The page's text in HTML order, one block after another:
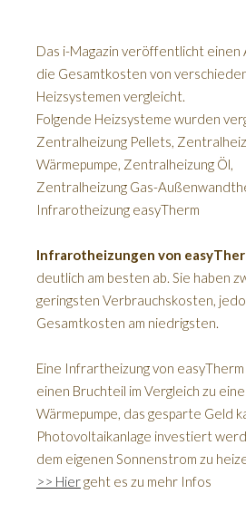
Das i-Magazin veröffentlicht
die Gesamtkosten von
Heizsystemen vergleicht.
Folgende Heizsysteme wurden
Zentralheizung Pellets,
Wärmepumpe, Zentralheizung Öl,
Zentralheizung Gas-
Infrarotheizung easyTherm
Infrarotheizungen von ea
deutlich am besten ab. Sie haben
geringsten Verbrauchskosten,
Gesamtkosten am niedrigsten.
Eine Infrartheizung von
einen Bruchteil im Vergleich zu
Wärmepumpe, das gesparte Geld
Photovoltaikanlage investiert
dem eigenen Sonnenstrom zu
>> Hiergeht es zu mehr Infos